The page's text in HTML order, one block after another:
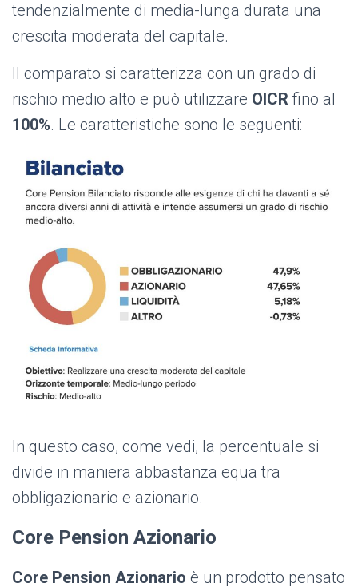
tendenzialmente di media-lunga durata una
crescita moderata del capitale.
Il comparato si caratterizza con un grado di
rischio medio alto e può utilizzare OICR fino al
100%. Le caratteristiche sono le seguenti:
In questo caso, come vedi, la percentuale si
divide in maniera abbastanza equa tra
obbligazionario e azionario.
Core Pension Azionario
Core Pension Azionario è un prodotto pensato